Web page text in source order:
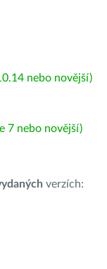
nebo novější)
7 nebo novější)
verzích: